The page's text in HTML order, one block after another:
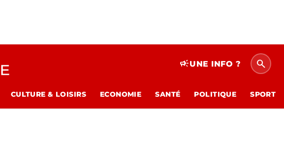
campaignUNE INFO ? search
CULTURE & LOISIRS ECONOMIE SANTÉ POLITIQUE SPORT